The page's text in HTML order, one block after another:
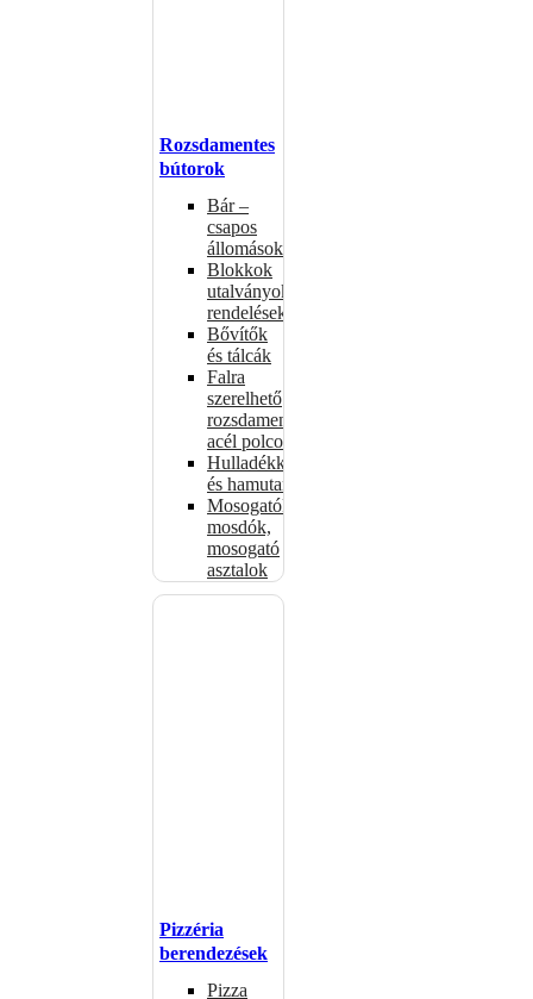
Rozsdamentes
bútorok
Bár –
csapos
állomások
Blokkok
utalványokhoz,
rendelésekhez
Bővítők
és tálcák
Falra
szerelhető
rozsdamentes
acél polcok
Hulladékkosarak
és hamutartók
Mosogatók,
mosdók,
mosogató
asztalok
Pizzéria
berendezések
Pizza